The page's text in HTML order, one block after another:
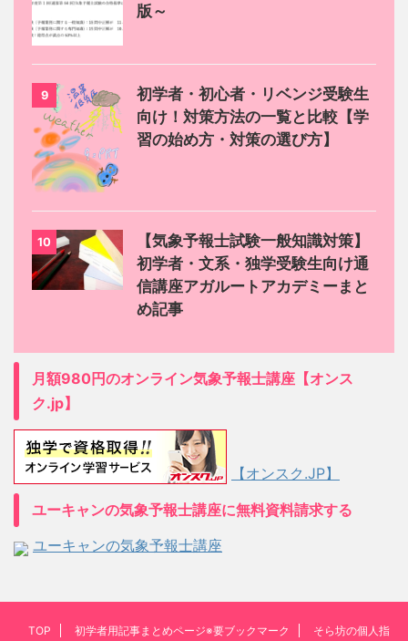
版～
9
初学者・初心者・リベンジ受験生
向け！対策方法の一覧と比較【学
習の始め方・対策の選び方】
10
【気象予報士試験一般知識対策】
初学者・文系・独学受験生向け通
信講座アガルートアカデミーまと
め記事
月額980円のオンライン気象予報士講座【オンス
ク.jp】
【オンスク.JP】
ユーキャンの気象予報士講座に無料資料請求する
ユーキャンの気象予報士講座
TOP 初学者用記事まとめページ※要ブックマーク そら坊の個人指